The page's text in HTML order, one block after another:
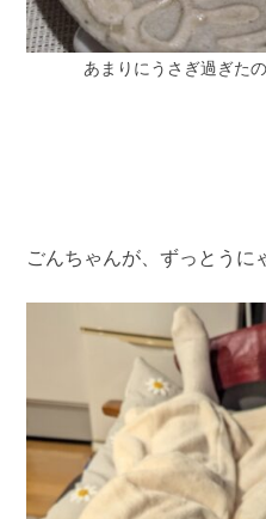
あまりにうさぎ過ぎた
ごんちゃんが、ずっとうに